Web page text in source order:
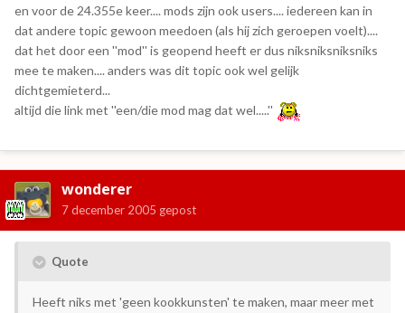
en voor de 24.355e keer.... mods zijn ook users.... iedereen kan in
dat andere topic gewoon meedoen (als hij zich geroepen voelt)....
dat het door een ''mod'' is geopend heeft er dus niksniksniksniks
mee te maken.... anders was dit topic ook wel gelijk
dichtgemieterd...
altijd die link met ''een/die mod mag dat wel.....''
wonderer
7 december 2005 gepost
Quote
Heeft niks met 'geen kookkunsten' te maken, maar meer met